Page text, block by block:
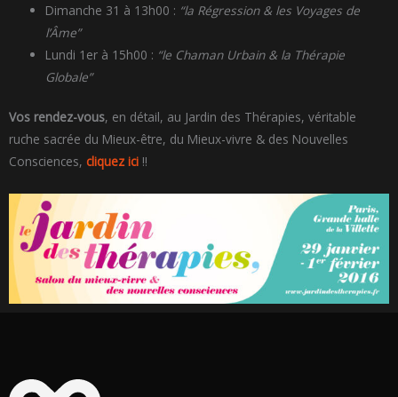
Dimanche 31 à 13h00 : “la Régression & les Voyages de
l’Âme”
Lundi 1er à 15h00 : “le Chaman Urbain & la Thérapie
Globale”
Vos rendez-vous, en détail, au Jardin des Thérapies, véritable
ruche sacrée du Mieux-être, du Mieux-vivre & des Nouvelles
Consciences, cliquez ici !!